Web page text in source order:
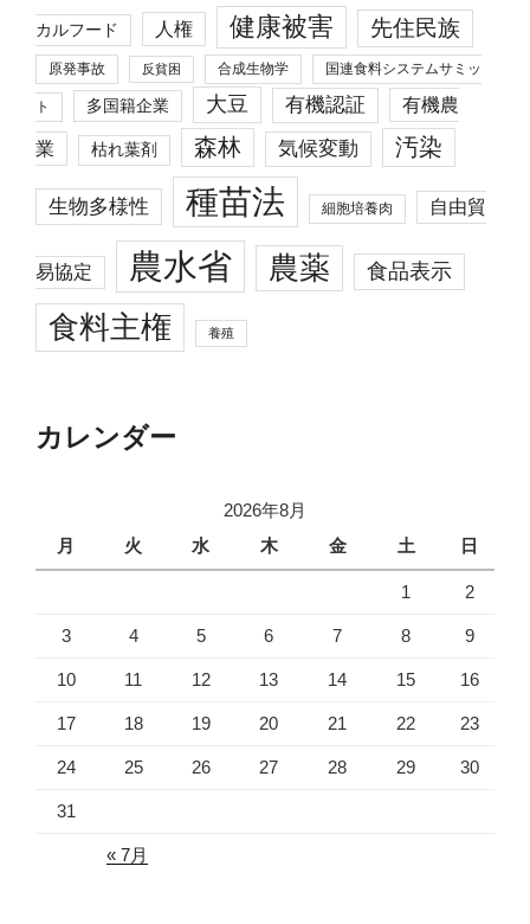
カルフード 人権 健康被害 先住民族
原発事故 反貧困 合成生物学 国連食料システムサミッ
ト 多国籍企業 大豆 有機認証 有機農
業 枯れ葉剤 森林 気候変動 汚染
生物多様性 種苗法 細胞培養肉 自由貿
易協定 農水省 農薬 食品表示
食料主権 養殖
カレンダー
2026年8月
月
火 水 木 金 土 日
1 2
3 4 5 6 7 8 9
10 11 12 13 14 15 16
17 18 19 20 21 22 23
24 25 26 27 28 29 30
31
« 7月